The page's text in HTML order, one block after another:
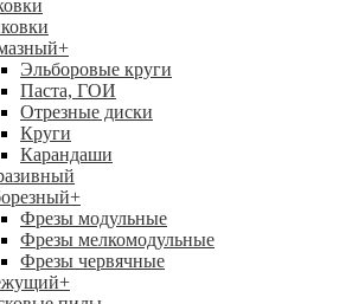
+
Эльборовые круги
Паста, ГОИ
Отрезные диски
Круги
Карандаши
+
Фрезы модульные
Фрезы мелкомодульные
Фрезы червячные
+